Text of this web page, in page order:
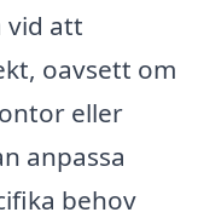
vid att
oavsett om
eller
anpassa
behov